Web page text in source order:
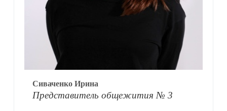
Сиваченко Ирина
Представитель общежития № 3